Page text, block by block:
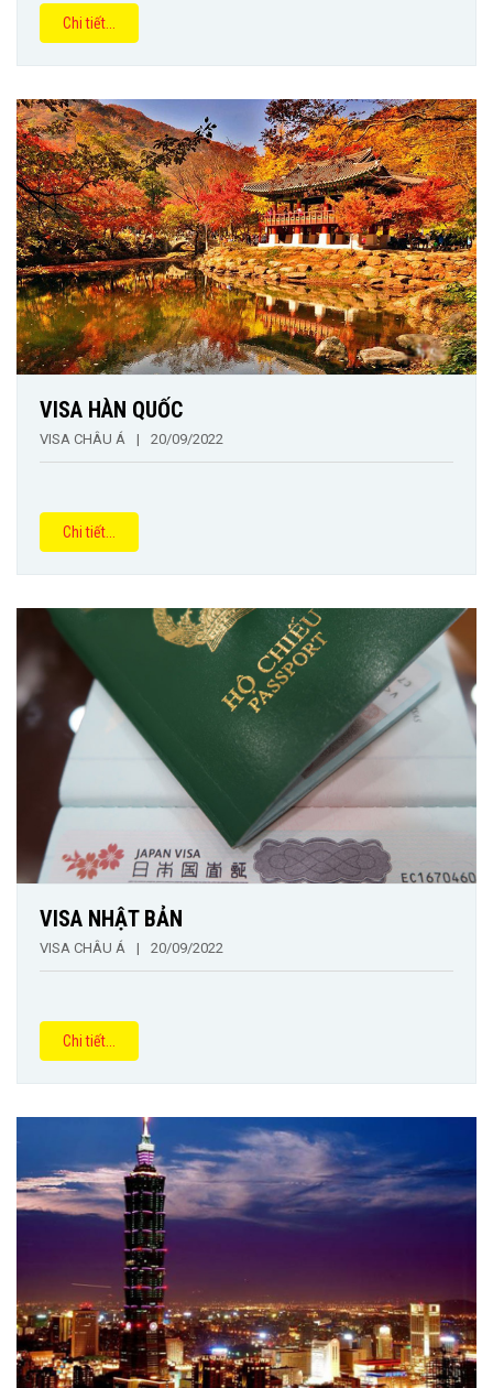
Chi tiết...
VISA HÀN QUỐC
VISA CHÂU Á | 20/09/2022
Chi tiết...
VISA NHẬT BẢN
VISA CHÂU Á | 20/09/2022
Chi tiết...